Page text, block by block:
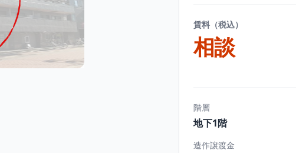
賃料（税込）
相談
階層
地下1階
造作譲渡金